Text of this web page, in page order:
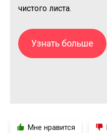
чистого листа.
Узнать больше
Мне нравится